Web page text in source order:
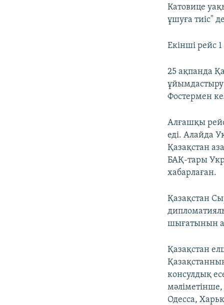
Катовице
ұшуға тиіс"
Екінші рейс
25 ақпанда
Фостермен
Алғашқы рейс
еді. Алайда
Қазақстан
БАҚ-тары
хабарлаған.
Қазақстан
шығатынын
Қазақстан
консулдық
Одесса,